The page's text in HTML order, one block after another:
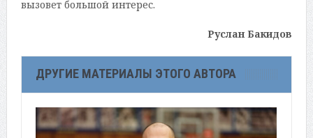
вызовет большой интерес.
Руслан Бакидов
ДРУГИЕ МАТЕРИАЛЫ ЭТОГО АВТОРА